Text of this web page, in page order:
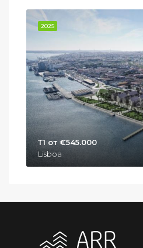
2025
Т1 от €545.000
Lisboa